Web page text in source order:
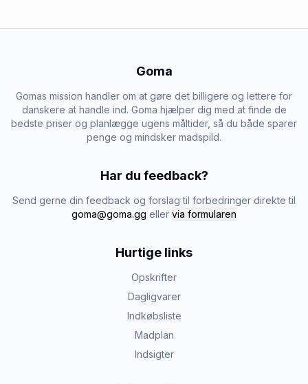
Goma
Gomas mission handler om at gøre det billigere og lettere for
danskere at handle ind. Goma hjælper dig med at finde de
bedste priser og planlægge ugens måltider, så du både sparer
penge og mindsker madspild.
Har du feedback?
Send gerne din feedback og forslag til forbedringer direkte til
goma@goma.gg eller via formularen
Hurtige links
Opskrifter
Dagligvarer
Indkøbsliste
Madplan
Indsigter